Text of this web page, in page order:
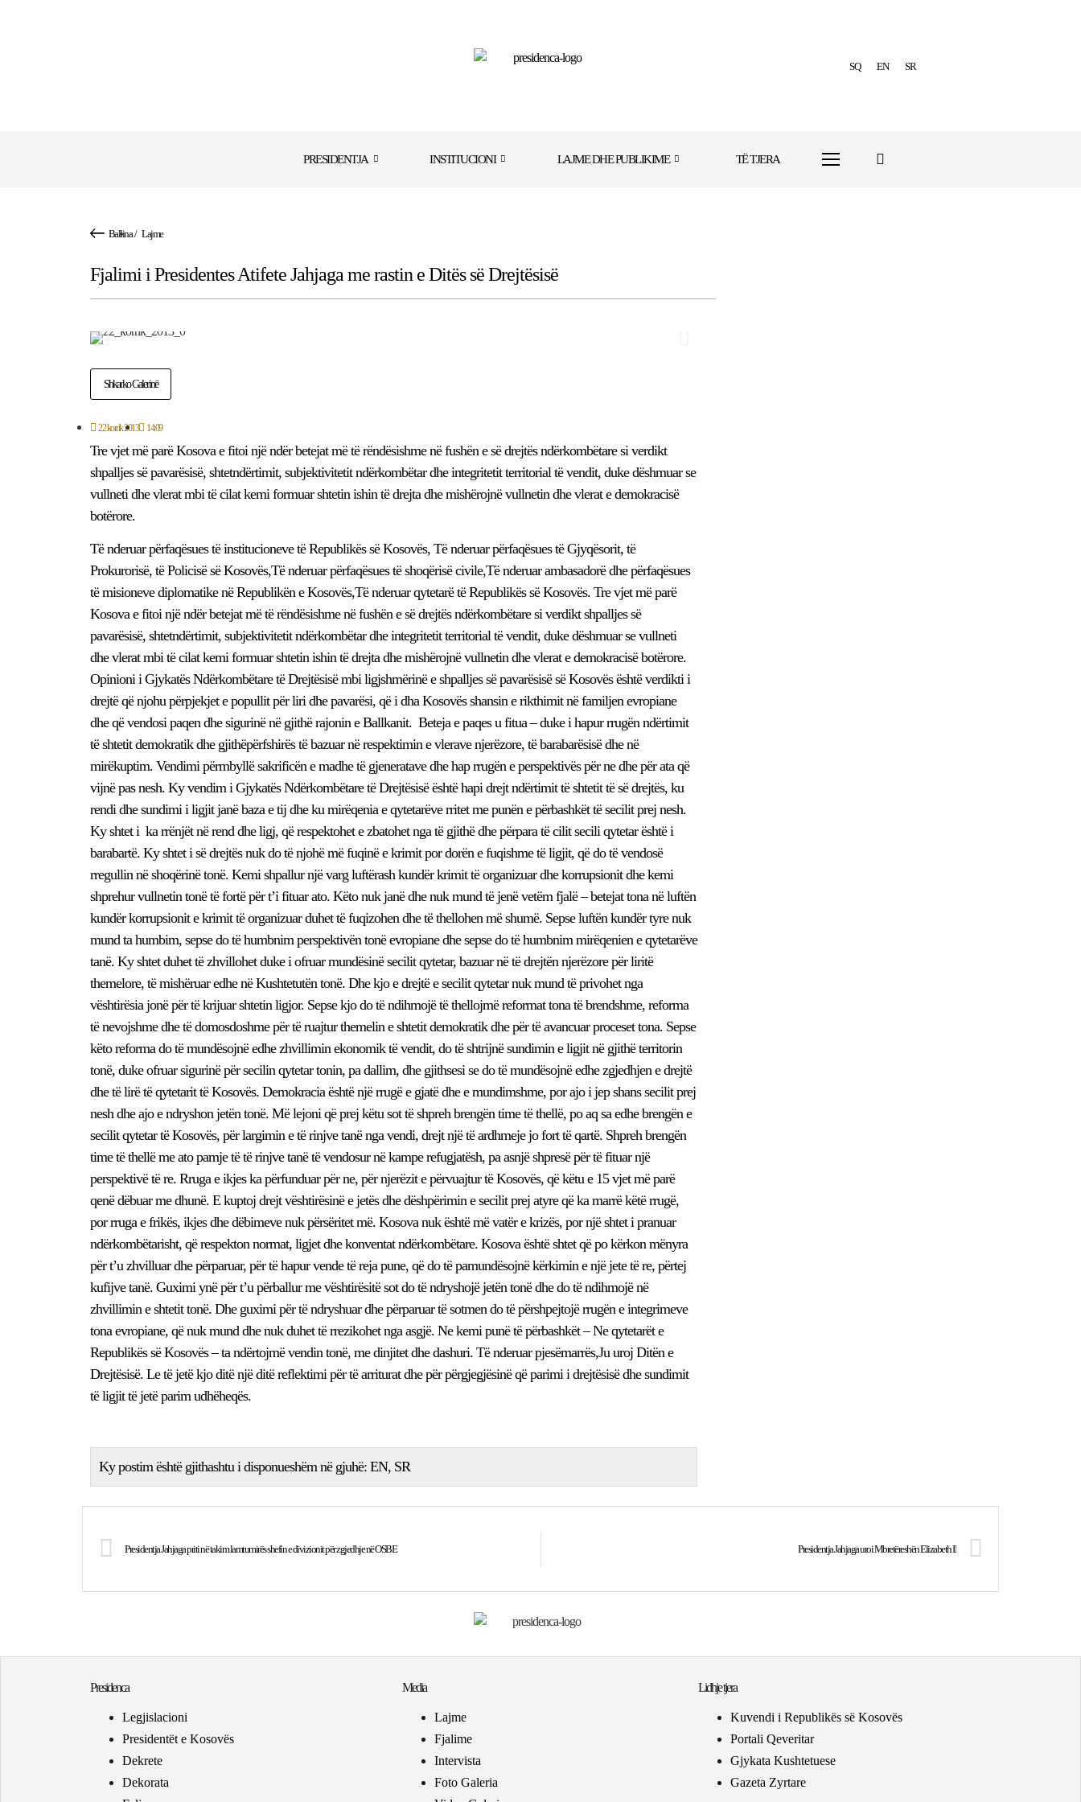
SQ EN SR
PRESIDENTJA INSTITUCIONI LAJME DHE PUBLIKIME TË TJERA
Ballina/ Lajme
Fjalimi i Presidentes Atifete Jahjaga me rastin e Ditës së Drejtësisë
Shkarko Galerinë
22 korrik 2013 14:09
Tre vjet më parë Kosova e fitoi një ndër betejat më të rëndësishme në fushën e së drejtës ndërkombëtare si verdikt
shpalljes së pavarësisë, shtetndërtimit, subjektivitetit ndërkombëtar dhe integritetit territorial të vendit, duke dëshmuar se
vullneti dhe vlerat mbi të cilat kemi formuar shtetin ishin të drejta dhe mishërojnë vullnetin dhe vlerat e demokracisë
botërore.
Të nderuar përfaqësues të institucioneve të Republikës së Kosovës, Të nderuar përfaqësues të Gjyqësorit, të
Prokurorisë, të Policisë së Kosovës,Të nderuar përfaqësues të shoqërisë civile,Të nderuar ambasadorë dhe përfaqësues
të misioneve diplomatike në Republikën e Kosovës,Të nderuar qytetarë të Republikës së Kosovës. Tre vjet më parë
Kosova e fitoi një ndër betejat më të rëndësishme në fushën e së drejtës ndërkombëtare si verdikt shpalljes së
pavarësisë, shtetndërtimit, subjektivitetit ndërkombëtar dhe integritetit territorial të vendit, duke dëshmuar se vullneti
dhe vlerat mbi të cilat kemi formuar shtetin ishin të drejta dhe mishërojnë vullnetin dhe vlerat e demokracisë botërore.
Opinioni i Gjykatës Ndërkombëtare të Drejtësisë mbi ligjshmërinë e shpalljes së pavarësisë së Kosovës është verdikti i
drejtë që njohu përpjekjet e popullit për liri dhe pavarësi, që i dha Kosovës shansin e rikthimit në familjen evropiane
dhe që vendosi paqen dhe sigurinë në gjithë rajonin e Ballkanit. Beteja e paqes u fitua – duke i hapur rrugën ndërtimit
të shtetit demokratik dhe gjithëpërfshirës të bazuar në respektimin e vlerave njerëzore, të barabarësisë dhe në
mirëkuptim. Vendimi përmbyllë sakrificën e madhe të gjeneratave dhe hap rrugën e perspektivës për ne dhe për ata që
vijnë pas nesh. Ky vendim i Gjykatës Ndërkombëtare të Drejtësisë është hapi drejt ndërtimit të shtetit të së drejtës, ku
rendi dhe sundimi i ligjit janë baza e tij dhe ku mirëqenia e qytetarëve rritet me punën e përbashkët të secilit prej nesh.
Ky shtet i ka rrënjët në rend dhe ligj, që respektohet e zbatohet nga të gjithë dhe përpara të cilit secili qytetar është i
barabartë. Ky shtet i së drejtës nuk do të njohë më fuqinë e krimit por dorën e fuqishme të ligjit, që do të vendosë
rregullin në shoqërinë tonë. Kemi shpallur një varg luftërash kundër krimit të organizuar dhe korrupsionit dhe kemi
shprehur vullnetin tonë të fortë për t’i fituar ato. Këto nuk janë dhe nuk mund të jenë vetëm fjalë – betejat tona në luftën
kundër korrupsionit e krimit të organizuar duhet të fuqizohen dhe të thellohen më shumë. Sepse luftën kundër tyre nuk
mund ta humbim, sepse do të humbnim perspektivën tonë evropiane dhe sepse do të humbnim mirëqenien e qytetarëve
tanë. Ky shtet duhet të zhvillohet duke i ofruar mundësinë secilit qytetar, bazuar në të drejtën njerëzore për liritë
themelore, të mishëruar edhe në Kushtetutën tonë. Dhe kjo e drejtë e secilit qytetar nuk mund të privohet nga
vështirësia jonë për të krijuar shtetin ligjor. Sepse kjo do të ndihmojë të thellojmë reformat tona të brendshme, reforma
të nevojshme dhe të domosdoshme për të ruajtur themelin e shtetit demokratik dhe për të avancuar proceset tona. Sepse
këto reforma do të mundësojnë edhe zhvillimin ekonomik të vendit, do të shtrijnë sundimin e ligjit në gjithë territorin
tonë, duke ofruar sigurinë për secilin qytetar tonin, pa dallim, dhe gjithsesi se do të mundësojnë edhe zgjedhjen e drejtë
dhe të lirë të qytetarit të Kosovës. Demokracia është një rrugë e gjatë dhe e mundimshme, por ajo i jep shans secilit prej
nesh dhe ajo e ndryshon jetën tonë. Më lejoni që prej këtu sot të shpreh brengën time të thellë, po aq sa edhe brengën e
secilit qytetar të Kosovës, për largimin e të rinjve tanë nga vendi, drejt një të ardhmeje jo fort të qartë. Shpreh brengën
time të thellë me ato pamje të të rinjve tanë të vendosur në kampe refugjatësh, pa asnjë shpresë për të fituar një
perspektivë të re. Rruga e ikjes ka përfunduar për ne, për njerëzit e përvuajtur të Kosovës, që këtu e 15 vjet më parë
qenë dëbuar me dhunë. E kuptoj drejt vështirësinë e jetës dhe dëshpërimin e secilit prej atyre që ka marrë këtë rrugë,
por rruga e frikës, ikjes dhe dëbimeve nuk përsëritet më. Kosova nuk është më vatër e krizës, por një shtet i pranuar
ndërkombëtarisht, që respekton normat, ligjet dhe konventat ndërkombëtare. Kosova është shtet që po kërkon mënyra
për t’u zhvilluar dhe përparuar, për të hapur vende të reja pune, që do të pamundësojnë kërkimin e një jete të re, përtej
kufijve tanë. Guximi ynë për t’u përballur me vështirësitë sot do të ndryshojë jetën tonë dhe do të ndihmojë në
zhvillimin e shtetit tonë. Dhe guximi për të ndryshuar dhe përparuar të sotmen do të përshpejtojë rrugën e integrimeve
tona evropiane, që nuk mund dhe nuk duhet të rrezikohet nga asgjë. Ne kemi punë të përbashkët – Ne qytetarët e
Republikës së Kosovës – ta ndërtojmë vendin tonë, me dinjitet dhe dashuri. Të nderuar pjesëmarrës,Ju uroj Ditën e
Drejtësisë. Le të jetë kjo ditë një ditë reflektimi për të arriturat dhe për përgjegjësinë që parimi i drejtësisë dhe sundimit
të ligjit të jetë parim udhëheqës.
Ky postim është gjithashtu i disponueshëm në gjuhë: EN SR
Presidentja Jahjaga priti në takim lamtumirës shefin e divizionit për zgjedhje në OSBE Presidentja Jahjaga uroi Mbretëreshën Elizabeth II
Presidenca
Legjislacioni
Presidentët e Kosovës
Dekrete
Dekorata
Media
Lajme
Fjalime
Intervista
Foto Galeria
Lidhje tjera
Kuvendi i Republikës së Kosovës
Portali Qeveritar
Gjykata Kushtetuese
Gazeta Zyrtare